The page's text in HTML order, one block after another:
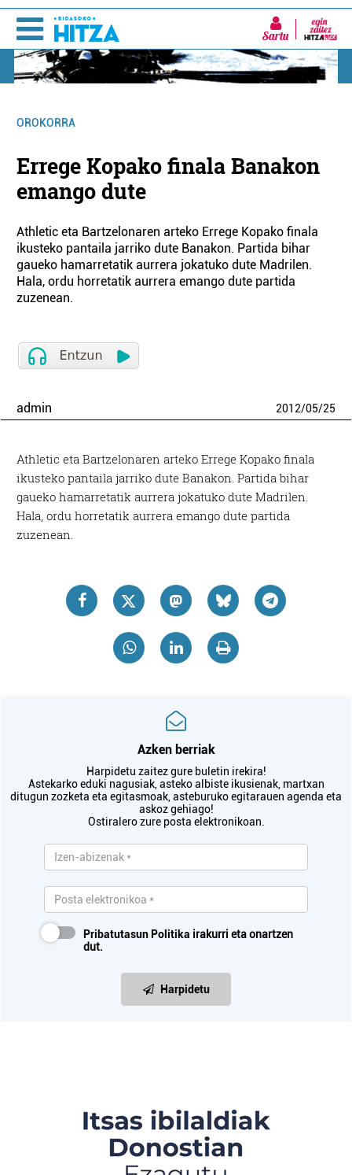
Sartu
OROKORRA
Errege Kopako finala Banakon
emango dute
Athletic eta Bartzelonaren arteko Errege Kopako finala
ikusteko pantaila jarriko dute Banakon. Partida bihar
gaueko hamarretatik aurrera jokatuko dute Madrilen.
Hala, ordu horretatik aurrera emango dute partida
zuzenean.
admin 2012/05/25
Athletic eta Bartzelonaren arteko Errege Kopako finala
ikusteko pantaila jarriko dute Banakon. Partida bihar
gaueko hamarretatik aurrera jokatuko dute Madrilen.
Hala, ordu horretatik aurrera emango dute partida
zuzenean.
Azken berriak
Harpidetu zaitez gure buletin irekira!
Astekarko eduki nagusiak, asteko albiste ikusienak, martxan
ditugun zozketa eta egitasmoak, asteburuko egitarauen agenda eta
askoz gehiago!
Ostiralero zure posta elektronikoan.
Pribatutasun Politika irakurri eta onartzen
dut.
Harpidetu